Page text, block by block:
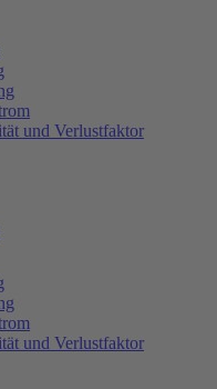
und Verlustfaktor
und Verlustfaktor